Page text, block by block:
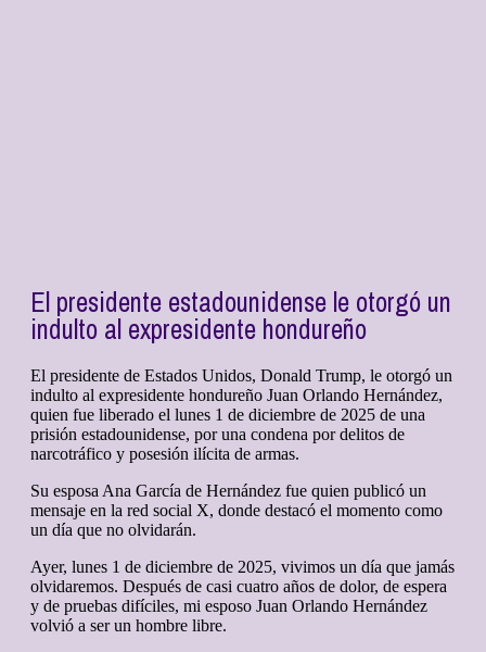
El presidente estadounidense le otorgó un
indulto al expresidente hondureño
El presidente de Estados Unidos, Donald Trump, le otorgó un
indulto al expresidente hondureño Juan Orlando Hernández,
quien fue liberado el lunes 1 de diciembre de 2025 de una
prisión estadounidense, por una condena por delitos de
narcotráfico y posesión ilícita de armas.
Su esposa Ana García de Hernández fue quien publicó un
mensaje en la red social X, donde destacó el momento como
un día que no olvidarán.
Ayer, lunes 1 de diciembre de 2025, vivimos un día que jamás
olvidaremos. Después de casi cuatro años de dolor, de espera
y de pruebas difíciles, mi esposo Juan Orlando Hernández
volvió a ser un hombre libre.